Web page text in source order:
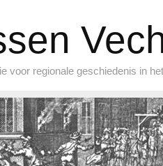
voor regionale geschiedenis in